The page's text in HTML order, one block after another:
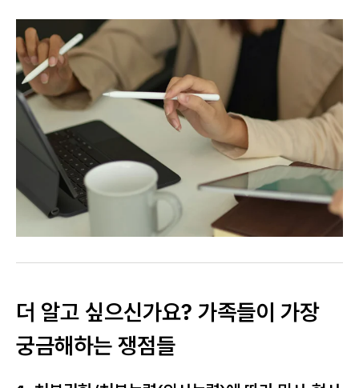
더 알고 싶으신가요? 가족들이 가장
궁금해하는 쟁점들